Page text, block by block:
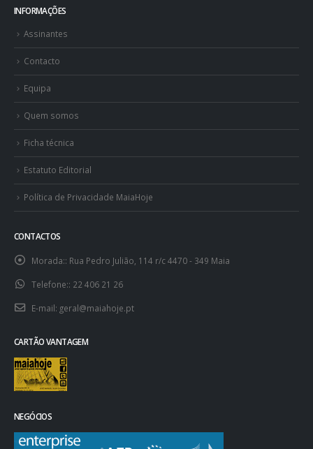
INFORMAÇÕES
Assinantes
Contacto
Equipa
Quem somos
Ficha técnica
Estatuto Editorial
Política de Privacidade MaiaHoje
CONTACTOS
Morada:: Rua Pedro Julião, 114 r/c 4470 - 349 Maia
Telefone:: 22 406 21 26
E-mail: geral@maiahoje.pt
CARTÃO VANTAGEM
NEGÓCIOS